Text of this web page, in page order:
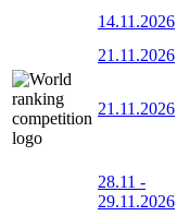
14.11.2026
21.11.2026
21.11.2026
28.11 -
29.11.2026